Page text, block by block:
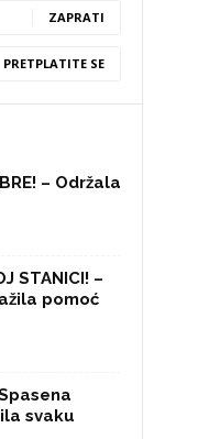
ZAPRATI
PRETPLATITE SE
– Održala
STANICI! –
pomoć
Spasena
svaku